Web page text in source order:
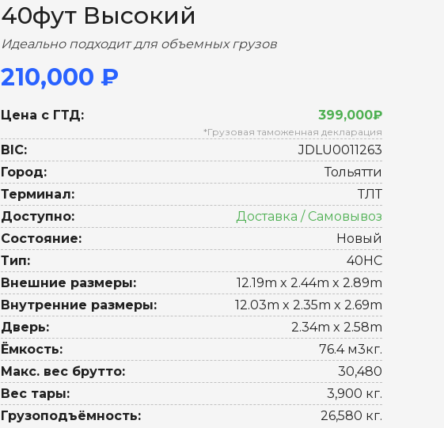
40фут Высокий
Идеально подходит для объемных грузов
210,000 ₽
Цена с ГТД: 399,000₽
*Грузовая таможенная декларация
BIC:
JDLU0011263
Город:
Тольятти
Терминал:
ТЛТ
Доступно:
Доставка / Самовывоз
Состояние:
Новый
Тип:
40HC
Внешние размеры:
12.19m x 2.44m x 2.89m
Внутренние размеры:
12.03m x 2.35m x 2.69m
Дверь:
2.34m x 2.58m
Ёмкость:
76.4 м3кг.
Макс. вес брутто:
30,480
Вес тары:
3,900 кг.
Грузоподъёмность:
26,580 кг.